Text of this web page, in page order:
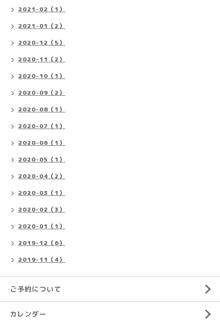
2021-02（1）
2021-01（2）
2020-12（5）
2020-11（2）
2020-10（1）
2020-09（2）
2020-08（1）
2020-07（1）
2020-06（1）
2020-05（1）
2020-04（2）
2020-03（1）
2020-02（3）
2020-01（1）
2019-12（6）
2019-11（4）
ご予約について
カレンダー